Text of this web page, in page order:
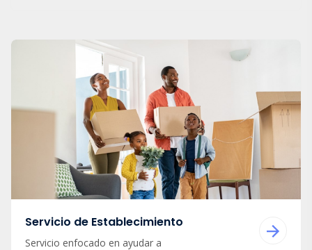
Servicio de Establecimiento
Servicio enfocado en ayudar a